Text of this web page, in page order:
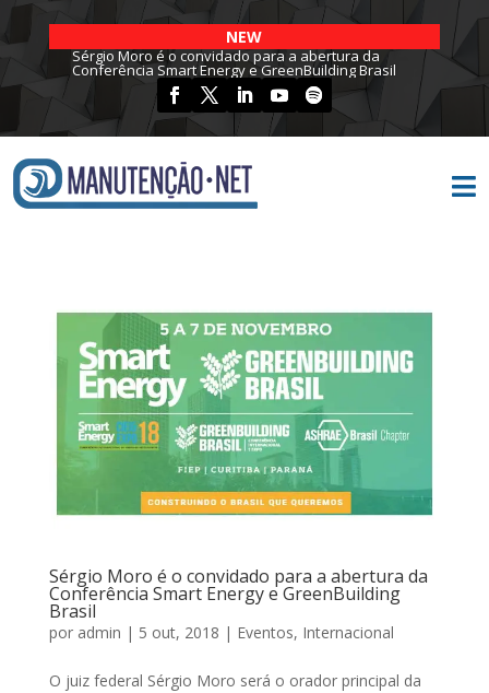
NEW
Sérgio Moro é o convidado para a abertura da
Conferência Smart Energy e GreenBuilding Brasil

Sérgio Moro é o convidado para a abertura da
Conferência Smart Energy e GreenBuilding
Brasil
por admin | 5 out, 2018 | Eventos, Internacional
O juiz federal Sérgio Moro será o orador principal da